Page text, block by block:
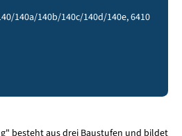
140a/140b/140c/140d/140e, 6410
besteht aus drei Baustufen und bildet